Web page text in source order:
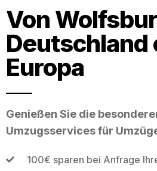
Von
Deutschland
Europa
Genießen Sie die
Umzugsservices für
100€ sparen bei Anfrage